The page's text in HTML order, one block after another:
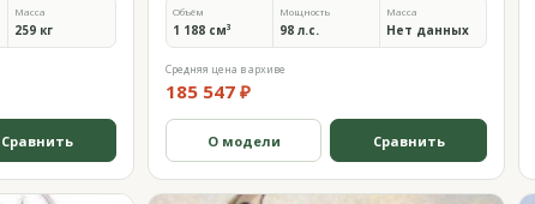
Масса
259 кг
Сравнить
Объём
1 188 см³
Мощность
98 л.с.
Масса
Нет данных
Средняя цена в архиве
185 547 ₽
О модели Сравнить